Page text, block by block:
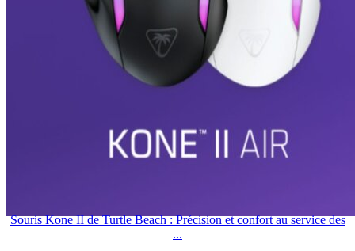
Souris Kone II de Turtle Beach : Précision et confort au service des
...